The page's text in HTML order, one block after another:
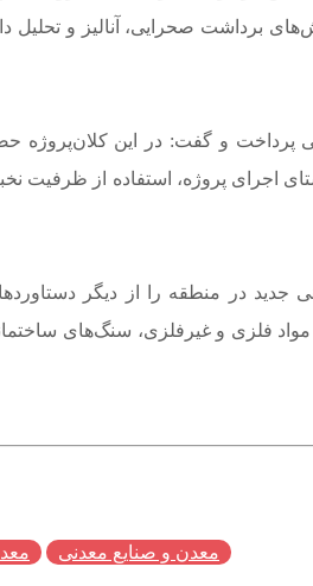
برداشت صحرایی، آنالیز و تحلیل
ماموریت صحرایی در راستای اجرای
ذخایرمعدنی جدید در منطقه را از
مواد فلزی و غیرفلزی، سنگ‌های
معدن و صنایع معدنی